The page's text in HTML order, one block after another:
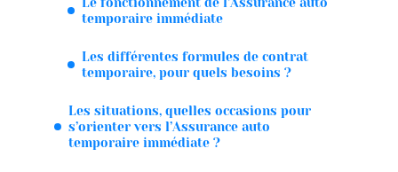
temporaire immédiate
Les différentes formules de contrat
temporaire, pour quels besoins ?
Les situations, quelles occasions pour
s’orienter vers l’Assurance auto
temporaire immédiate ?